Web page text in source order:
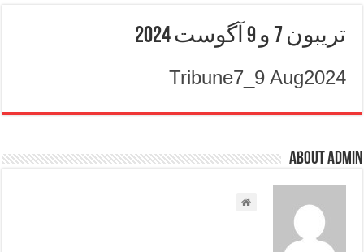
تریبون 7 و 9 آگوست 2024
Tribune7_9 Aug2024
About admin